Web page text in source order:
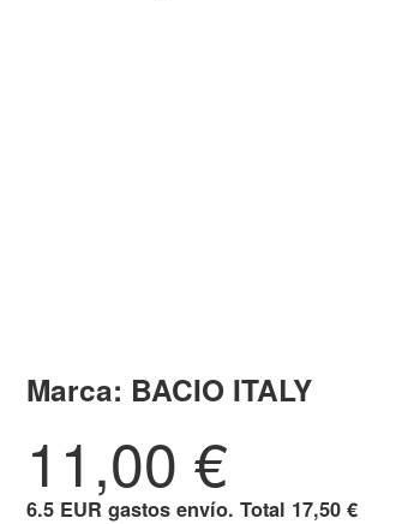
Marca: BACIO ITALY
11,00 €
6.5 EUR gastos envío. Total 17,50 €